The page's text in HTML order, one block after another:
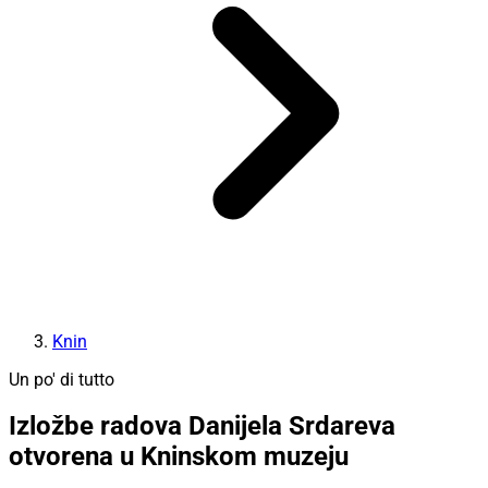
Knin
Un po' di tutto
Izložbe radova Danijela Srdareva
otvorena u Kninskom muzeju